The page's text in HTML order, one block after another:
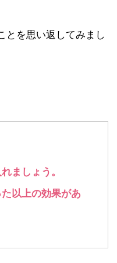
とを思い返してみまし
ましょう。
以上の効果があ